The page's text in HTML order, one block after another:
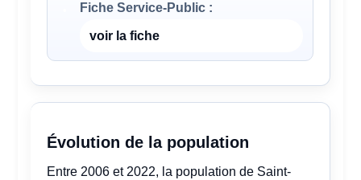
Fiche Service-Public :
voir la fiche
Évolution de la population
Entre 2006 et 2022, la population de Saint-